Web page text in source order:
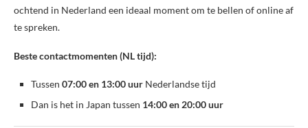
ochtend in Nederland een ideaal moment om te bellen of online af
te spreken.
Beste contactmomenten (NL tijd):
Tussen 07:00 en 13:00 uur Nederlandse tijd
Dan is het in Japan tussen 14:00 en 20:00 uur